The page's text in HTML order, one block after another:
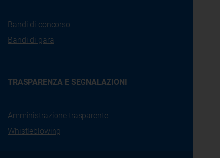
Bandi di concorso
Bandi di gara
TRASPARENZA E SEGNALAZIONI
Amministrazione trasparente
Whistleblowing